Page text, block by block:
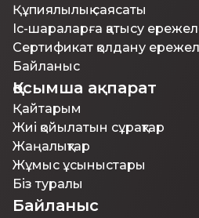
Құпиялылық саясаты
Іс-шараларға қатысу
Сертификат қолдану
Байланыс
Қосымша ақпарат
Қайтарым
Жиі қойылатын сұрақтар
Жаңалықтар
Жұмыс ұсыныстары
Біз туралы
Байланыс